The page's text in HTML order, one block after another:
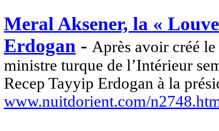
Meral Aksener, la «
Erdogan - Après avoir créé
ministre turque de l’Intérieur
Recep Tayyip Erdogan à la
www.nuitdorient.com/